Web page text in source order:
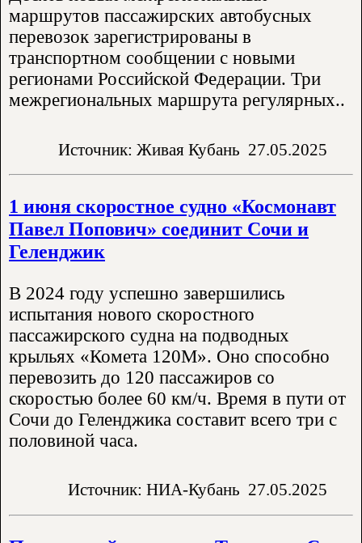
маршрутов пассажирских автобусных
перевозок зарегистрированы в
транспортном сообщении с новыми
регионами Российской Федерации. Три
межрегиональных маршрута регулярных..
Источник: Живая Кубань 27.05.2025
1 июня скоростное судно «Космонавт
Павел Попович» соединит Сочи и
Геленджик
В 2024 году успешно завершились
испытания нового скоростного
пассажирского судна на подводных
крыльях «Комета 120М». Оно способно
перевозить до 120 пассажиров со
скоростью более 60 км/ч. Время в пути от
Сочи до Геленджика составит всего три с
половиной часа.
Источник: НИА-Кубань 27.05.2025